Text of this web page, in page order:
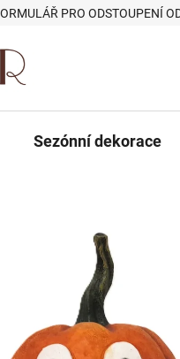
PRO ODSTOUPENÍ
Sezónní dekorace